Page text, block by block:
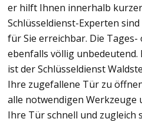
er hilft Ihnen innerhalb
Schlüsseldienst-Experten
für Sie erreichbar. Die
ebenfalls völlig
ist der Schlüsseldienst
Ihre zugefallene Tür zu
alle notwendigen Werkzeuge
Ihre Tür schnell und zugleich